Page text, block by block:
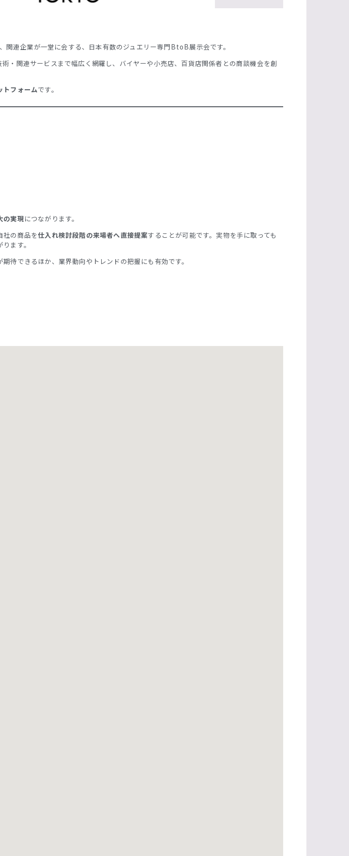
関連企業が一堂に会する、日本有数のジュエリー専門BtoB展示会です。
・関連サービスまで幅広く網羅し、バイヤーや小売店、百貨店関係者との商談機会を創
トフォームです。
の実現につながります。
社の商品を仕入れ検討段階の来場者へ直接提案することが可能です。実物を手に取っても
ます。
期待できるほか、業界動向やトレンドの把握にも有効です。